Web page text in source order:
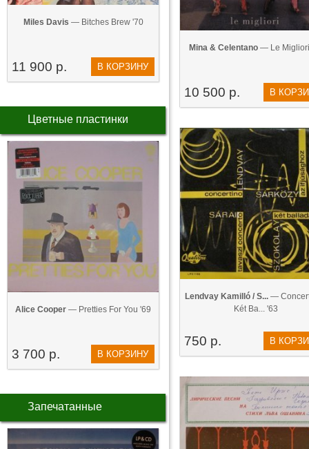
Miles Davis — Bitches Brew '70
11 900 р. В КОРЗИНУ
Цветные пластинки
Alice Cooper — Pretties For You '69
3 700 р. В КОРЗИНУ
Запечатанные
Mina & Celentano— Le
10 500 р. В
Lendvay Kamilló / S... —
Két Ba... '63
750 р. В